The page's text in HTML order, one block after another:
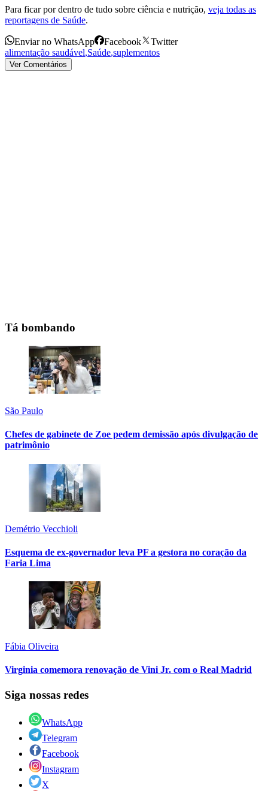
Para ficar por dentro de tudo sobre ciência e nutrição, veja todas as
reportagens de Saúde.
Enviar no WhatsApp Facebook
Twitter
alimentação saudável,Saúde,suplementos
Ver Comentários
Tá bombando
São Paulo
Chefes de gabinete de Zoe pedem demissão após divulgação de
patrimônio
Demétrio Vecchioli
Esquema de ex-governador leva PF a gestora no coração da
Faria Lima
Fábia Oliveira
Virginia comemora renovação de Vini Jr. com o Real Madrid
Siga nossas redes
WhatsApp
Telegram
Facebook
Instagram
X